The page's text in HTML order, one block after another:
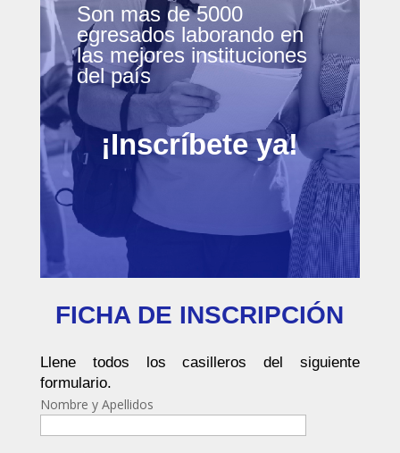
Son mas de 5000
egresados laborando en
las mejores instituciones
del país
¡Inscríbete ya!
FICHA DE INSCRIPCIÓN
Llene todos los casilleros del siguiente
formulario.
Nombre y Apellidos